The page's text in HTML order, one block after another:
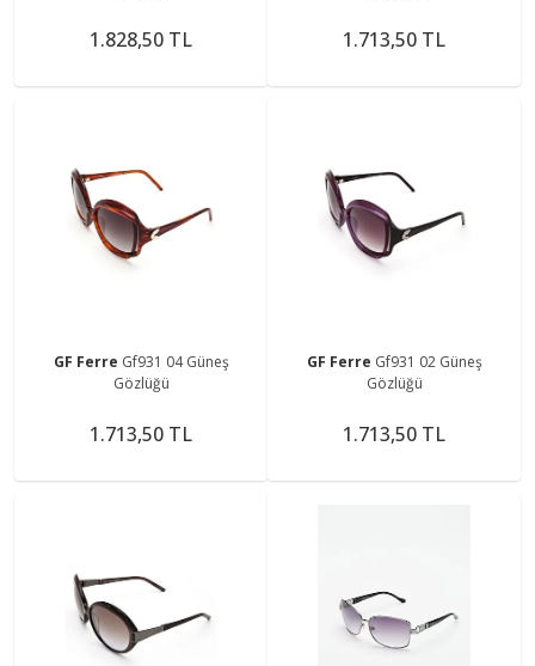
1.828,50 TL 1.713,50 TL
GF Ferre Gf931 04 Güneş
Gözlüğü
1.713,50 TL
GF Ferre Gf931 02 Güneş
Gözlüğü
1.713,50 TL